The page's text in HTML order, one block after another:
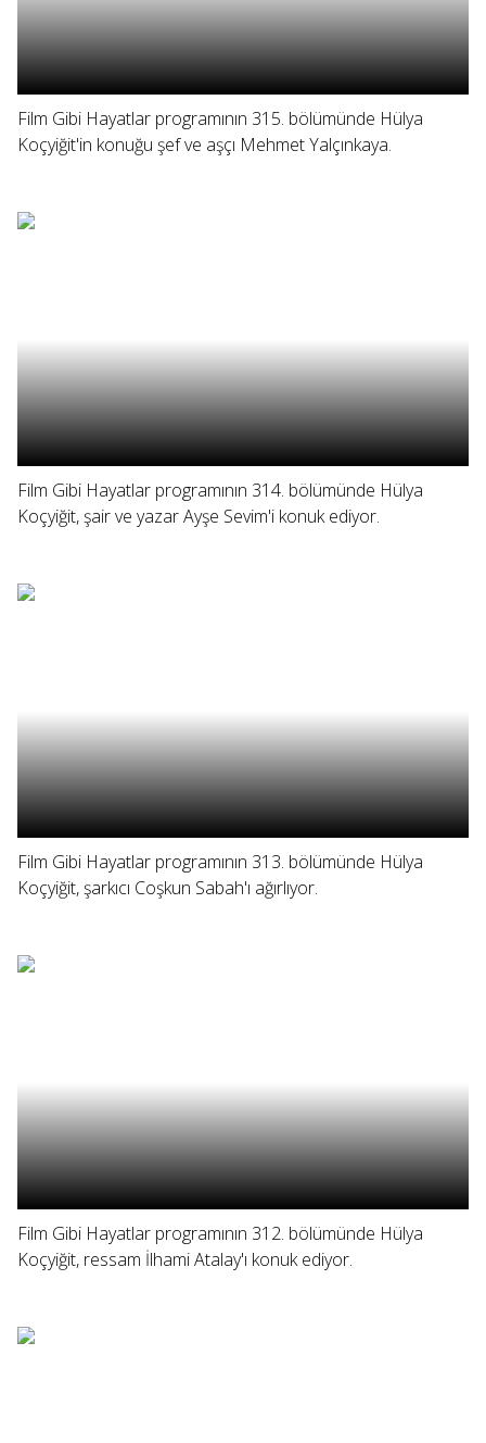
Film Gibi Hayatlar programının 315. bölümünde Hülya
Koçyiğit'in konuğu şef ve aşçı Mehmet Yalçınkaya.
Film Gibi Hayatlar programının 314. bölümünde Hülya
Koçyiğit, şair ve yazar Ayşe Sevim'i konuk ediyor.
Film Gibi Hayatlar programının 313. bölümünde Hülya
Koçyiğit, şarkıcı Coşkun Sabah'ı ağırlıyor.
Film Gibi Hayatlar programının 312. bölümünde Hülya
Koçyiğit, ressam İlhami Atalay'ı konuk ediyor.